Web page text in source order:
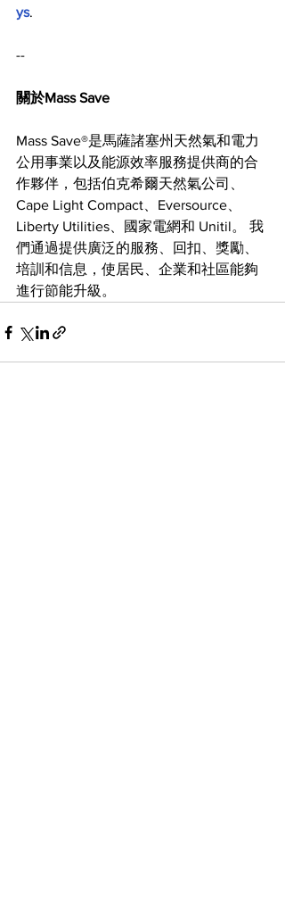
ys.
--
關於Mass Save
Mass Save®是馬薩諸塞州天然氣和電力
公用事業以及能源效率服務提供商的合
作夥伴，包括伯克希爾天然氣公司、
Cape Light Compact、Eversource、
Liberty Utilities、國家電網和 Unitil。 我
們通過提供廣泛的服務、回扣、獎勵、
培訓和信息，使居民、企業和社區能夠
進行節能升級。